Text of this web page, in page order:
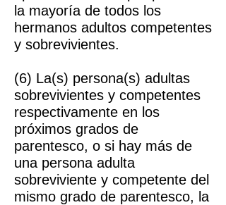
la mayoría de todos los
hermanos adultos competentes
y sobrevivientes.
(6) La(s) persona(s) adultas
sobrevivientes y competentes
respectivamente en los
próximos grados de
parentesco, o si hay más de
una persona adulta
sobreviviente y competente del
mismo grado de parentesco, la